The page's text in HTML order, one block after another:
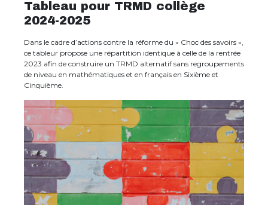
Tableau pour TRMD collège
2024-2025
Dans le cadre d’actions contre la réforme du « Choc des savoirs »,
ce tableur propose une répartition identique à celle de la rentrée
2023 afin de construire un TRMD alternatif sans regroupements
de niveau en mathématiques et en français en Sixième et
Cinquième.